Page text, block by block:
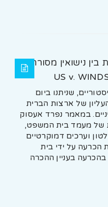
נישואין מסורתיים
שניתנו ביום
העליון של ארצות הברית
במאמר נפרד אעסוק
של מעמד בית המשפט,
וערכים דמוקרטיים
הכרעה על ידי בית
בעניין ההכרה